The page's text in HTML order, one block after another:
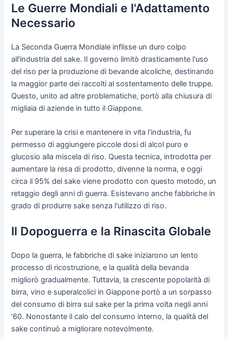
Le Guerre Mondiali e l'Adattamento
Necessario
La Seconda Guerra Mondiale inflisse un duro colpo
all'industria del sake. Il governo limitò drasticamente l'uso
del riso per la produzione di bevande alcoliche, destinando
la maggior parte dei raccolti al sostentamento delle truppe.
Questo, unito ad altre problematiche, portò alla chiusura di
migliaia di aziende in tutto il Giappone.
Per superare la crisi e mantenere in vita l'industria, fu
permesso di aggiungere piccole dosi di alcol puro e
glucosio alla miscela di riso. Questa tecnica, introdotta per
aumentare la resa di prodotto, divenne la norma, e oggi
circa il 95% del sake viene prodotto con questo metodo, un
retaggio degli anni di guerra. Esistevano anche fabbriche in
grado di produrre sake senza l'utilizzo di riso.
Il Dopoguerra e la Rinascita Globale
Dopo la guerra, le fabbriche di sake iniziarono un lento
processo di ricostruzione, e la qualità della bevanda
migliorò gradualmente. Tuttavia, la crescente popolarità di
birra, vino e superalcolici in Giappone portò a un sorpasso
del consumo di birra sul sake per la prima volta negli anni
'60. Nonostante il calo del consumo interno, la qualità del
sake continuò a migliorare notevolmente.